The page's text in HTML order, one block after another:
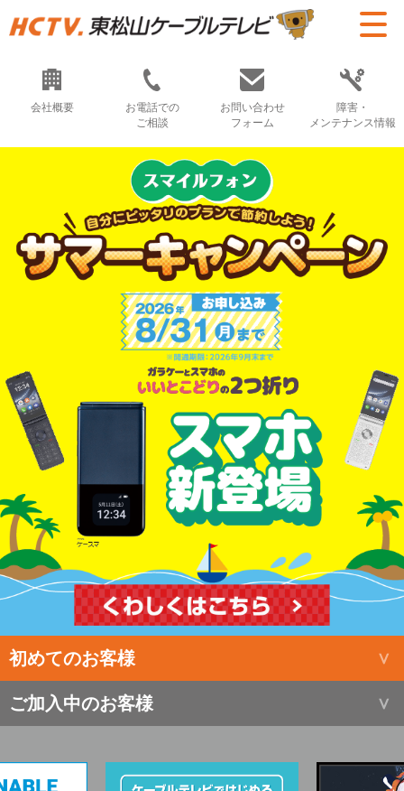
会社概要
お電話での
ご相談
お問い合わせ
フォーム
障害・
メンテナンス情報
初めてのお客様
ご加入中のお客様